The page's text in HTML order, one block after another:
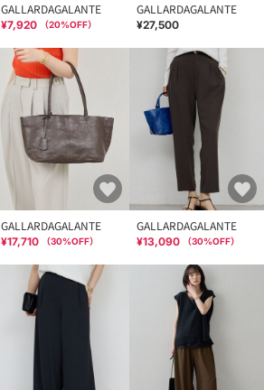
GALLARDAGALANTE
¥7,920 （20%OFF）
GALLARDAGALANTE
¥27,500
GALLARDAGALANTE
¥17,710 （30%OFF）
GALLARDAGALANTE
¥13,090 （30%OFF）